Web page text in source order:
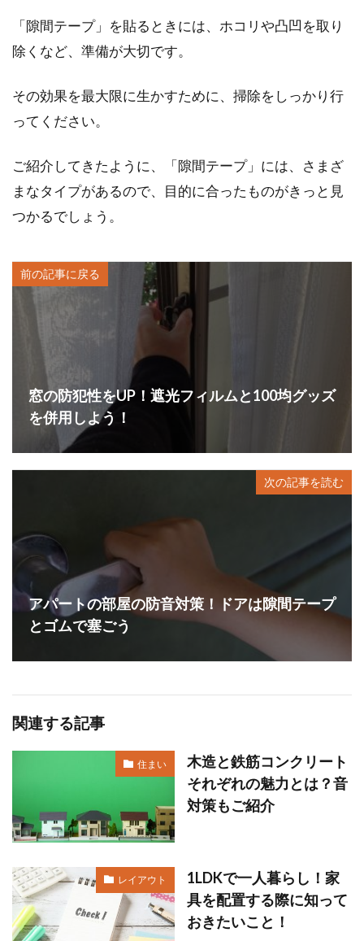
「隙間テープ」を貼るときには、ホコリや凸凹を取り
除くなど、準備が大切です。
その効果を最大限に生かすために、掃除をしっかり行
ってください。
ご紹介してきたように、「隙間テープ」には、さまざ
まなタイプがあるので、目的に合ったものがきっと見
つかるでしょう。
前の記事に戻る
窓の防犯性をUP！遮光フィルムと100均グッズ
を併用しよう！
次の記事を読む
アパートの部屋の防音対策！ドアは隙間テープ
とゴムで塞ごう
関連する記事
住まい
木造と鉄筋コンクリート
それぞれの魅力とは？音
対策もご紹介
レイアウト
1LDKで一人暮らし！家
具を配置する際に知って
おきたいこと！